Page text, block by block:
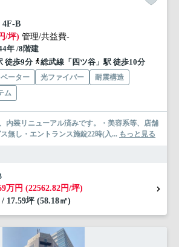
B
/坪) 管理/共益費-
年 /8階建
徒歩9分
総武線「四ツ谷」駅 徒歩10分
ーター 光ファイバー
耐震構造
ム
内装リニューアル済みです。・美容系等、店舗
無し・エントランス施錠22時(入... もっと見る
万円 (22562.82円/坪)
17.59坪 (58.18㎡)